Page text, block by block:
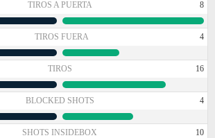
TIROS A PUERTA 8
TIROS FUERA 4
TIROS 16
BLOCKED SHOTS 4
SHOTS INSIDEBOX 10